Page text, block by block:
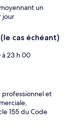
un
jour
cas échéant)
à 23 h 00
et
155 du Code